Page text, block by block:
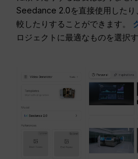
Seedance 2.0を直接使用したり
較したりすることができます。
ロジェクトに最適なものを選択